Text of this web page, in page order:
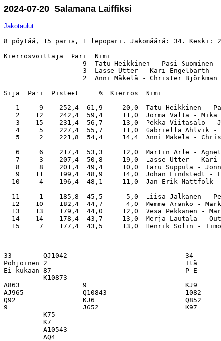
2024-07-20 Salamana Laiffiksi
Jakotaulut
8 pöytää, 15 paria, 1 lepopari. Jakomäärä: 34. Keski:
Kierrosvoittaja  Pari  Nimi
9  Tatu Heikkinen - Pasi Suominen
3  Lasse Utter - Kari Engelbarth
2  Anni Mäkelä - Christer Björkman
Sija  Pari  Pisteet     %  Kierros
1     9    252,4  61,9     20,0  Tatu Heikkinen -
2    12    242,4  59,4     11,0  Jorma
3    15    231,4  56,7     13,0  Pekka
4     5    227,4  55,7     11,0
5     2    221,8  54,4     14,4  Anni
6     6    217,4  53,3     12,0
7     3    207,4  50,8     19,0  Lasse Utter
8     8    201,4  49,4     10,0  Taru Suppula
9    11    199,4  48,9     14,0
10     4    196,4  48,1     11,0  Jan-
11     1    185,8  45,5      5,0
12    10    182,4  44,7      4,0  Memme
13    13    179,4  44,0     12,0  Vesa
14    14    178,4  43,7     13,0  Merja Lautala
33        QJ1042
Pohjoinen 2
Ei kukaan 87
K10873
A863                9                         KJ9
AJ965               Q10843
Q92                 KJ6                       Q852
9                   J652                      K97
K75
K7
A10543
AQ4